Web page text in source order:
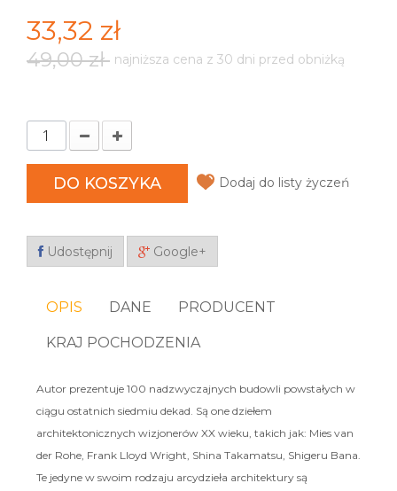
33,32 zł
49,00 zł najniższa cena z 30 dni przed obniżką
DO KOSZYKA Dodaj do listy życzeń
Udostępnij Google+
OPIS DANE PRODUCENT
KRAJ POCHODZENIA
Autor prezentuje 100 nadzwyczajnych budowli powstałych w
ciągu ostatnich siedmiu dekad. Są one dziełem
architektonicznych wizjonerów XX wieku, takich jak: Mies van
der Rohe, Frank Lloyd Wright, Shina Takamatsu, Shigeru Bana.
Te jedyne w swoim rodzaju arcydzieła architektury są